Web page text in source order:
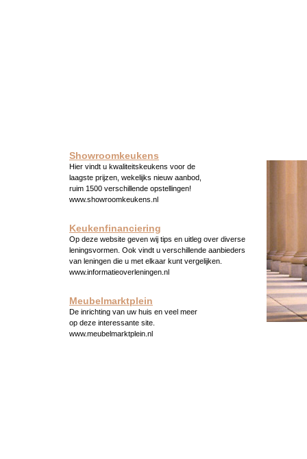
Showroomkeukens
Hier vindt u kwaliteitskeukens voor de
laagste prijzen, wekelijks nieuw aanbod,
ruim 1500 verschillende opstellingen!
www.showroomkeukens.nl
Keukenfinanciering
Op deze website geven wij tips en uitleg over diverse
leningsvormen. Ook vindt u verschillende aanbieders
van leningen die u met elkaar kunt vergelijken.
www.informatieoverleningen.nl
Meubelmarktplein
De inrichting van uw huis en veel meer
op deze interessante site.
www.meubelmarktplein.nl